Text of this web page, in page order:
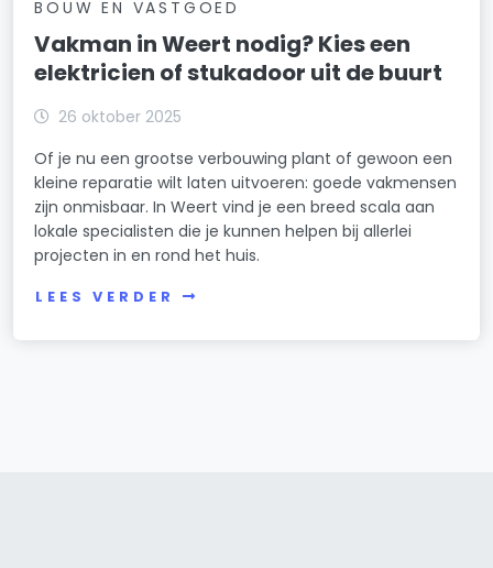
BOUW EN VASTGOED
Vakman in Weert nodig? Kies een
elektricien of stukadoor uit de buurt
26 oktober 2025
Of je nu een grootse verbouwing plant of gewoon een
kleine reparatie wilt laten uitvoeren: goede vakmensen
zijn onmisbaar. In Weert vind je een breed scala aan
lokale specialisten die je kunnen helpen bij allerlei
projecten in en rond het huis.
LEES VERDER